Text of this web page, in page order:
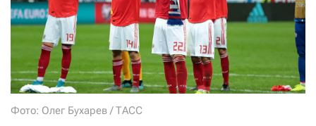
Фото: Олег Бухарев / ТАСС